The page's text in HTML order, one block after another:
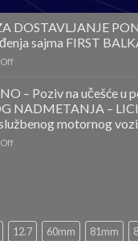
ZAVRŠENO-
POZIV
ZA
DOSTAVLJANJE
PONUDA
Projektovanje,
izrada
montaža
Nacionalnog
DOSTAVLJANJE
sajma FIRST
on
ZA
DOSTAVLJANJE
PONUDA
–
Usluge
2026
– Poziv na učešće u
NADMETANJA –
motornog
on
u
postupku
12.7 60mm 81mm